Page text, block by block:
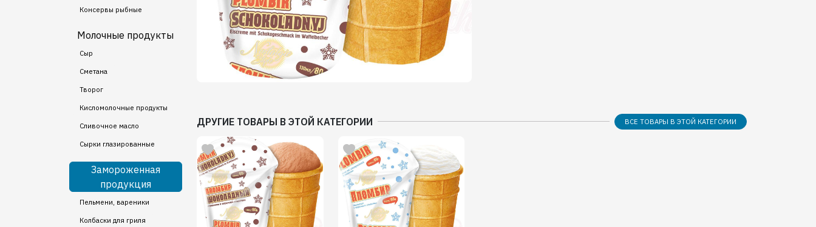
Консервы рыбные
Молочные продукты
Сыр
Сметана
Творог
Кисломолочные продукты
Сливочное масло
Сырки глазированные
Замороженная
продукция
Пельмени, вареники
Колбаски для гриля
ДРУГИЕ ТОВАРЫ В ЭТОЙ КАТЕГОРИИ ВСЕ ТОВАРЫ В ЭТОЙ КАТЕГОРИИ